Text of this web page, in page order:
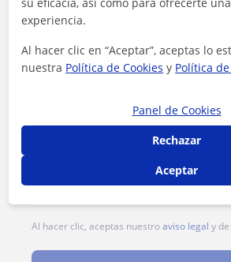
Al hacer clic, aceptas nuestroaviso legal y de
experiencia.
Al hacer clic en “Aceptar”, aceptas lo
nuestra Política de Cookies y Política
Panel de Cookies
Rechazar
Aceptar